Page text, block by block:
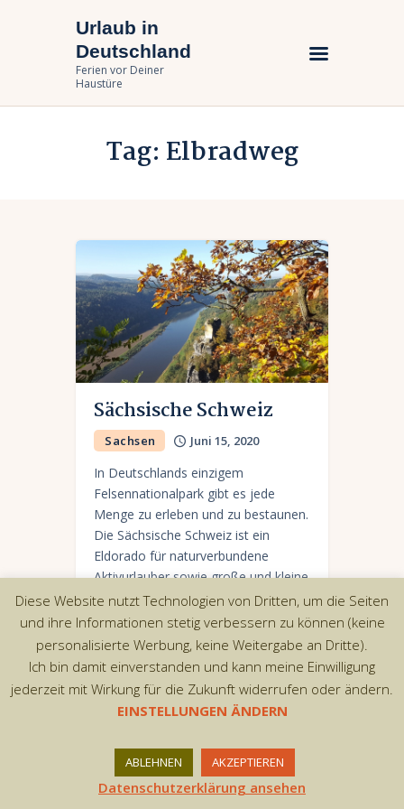
Urlaub in
Deutschland
Ferien vor Deiner
Haustüre
Tag: Elbradweg
Urlaub in Deutschland
Ferien vor Deiner Haustüre
Urlaub zuhause
Bundesländer
Sächsische Schweiz
Sachsen Juni 15, 2020
In Deutschlands einzigem
Felsennationalpark gibt es jede
Menge zu erleben und zu bestaunen.
Die Sächsische Schweiz ist ein
Eldorado für naturverbundene
Aktivurlauber sowie große und kleine
Entdecker und Abenteurer.
Copyright © 2026 by AxiomThemes. All rights
reserved.
Diese Website nutzt Technologien von Dritten, um die Seiten
und ihre Informationen stetig verbessern zu können (keine
personalisierte Werbung, keine Weitergabe an Dritte).
Ich bin damit einverstanden und kann meine Einwilligung
jederzeit mit Wirkung für die Zukunft widerrufen oder ändern.
EINSTELLUNGEN ÄNDERN
ABLEHNEN AKZEPTIEREN
Datenschutzerklärung ansehen